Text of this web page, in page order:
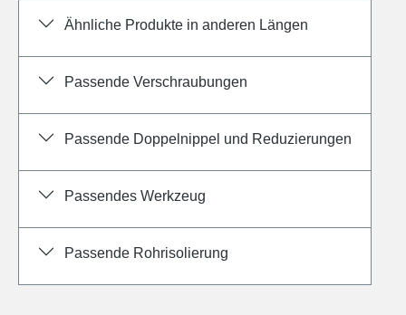
Ähnliche Produkte in anderen Längen
Passende Verschraubungen
Passende Doppelnippel und Reduzierungen
Passendes Werkzeug
Passende Rohrisolierung